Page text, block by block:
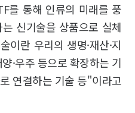
를 통해 인류의 미래를 풍
신기술을 상품으로 실체
란 우리의 생명·재산·지
·우주 등으로 확장하는 기
연결하는 기술 등"이라고